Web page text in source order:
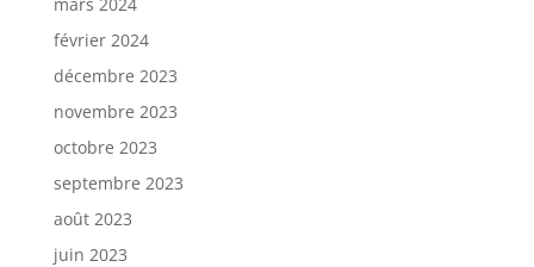
février 2024
décembre 2023
novembre 2023
octobre 2023
septembre 2023
août 2023
juin 2023